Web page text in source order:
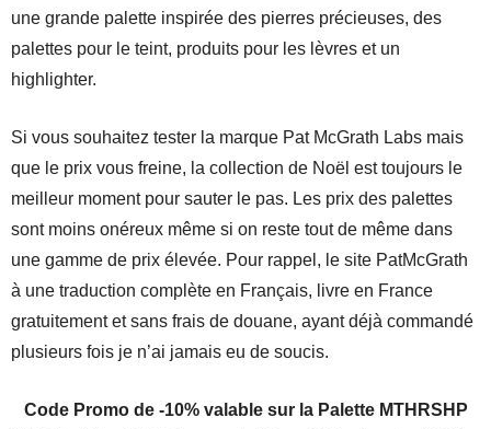
une grande palette inspirée des pierres précieuses, des
palettes pour le teint, produits pour les lèvres et un
highlighter.
Si vous souhaitez tester la marque Pat McGrath Labs mais
que le prix vous freine, la collection de Noël est toujours le
meilleur moment pour sauter le pas. Les prix des palettes
sont moins onéreux même si on reste tout de même dans
une gamme de prix élevée. Pour rappel, le site PatMcGrath
à une traduction complète en Français, livre en France
gratuitement et sans frais de douane, ayant déjà commandé
plusieurs fois je n’ai jamais eu de soucis.
Code Promo de -10% valable sur la Palette MTHRSHP